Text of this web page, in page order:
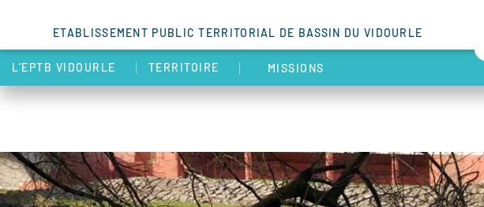
ETABLISSEMENT PUBLIC TERRITORIAL DE BASSIN DU VIDOURLE
L’EPTB VIDOURLE TERRITOIRE MISSIONS